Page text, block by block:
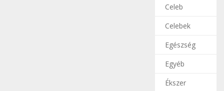
Celeb
Celebek
Egészség
Egyéb
Ékszer